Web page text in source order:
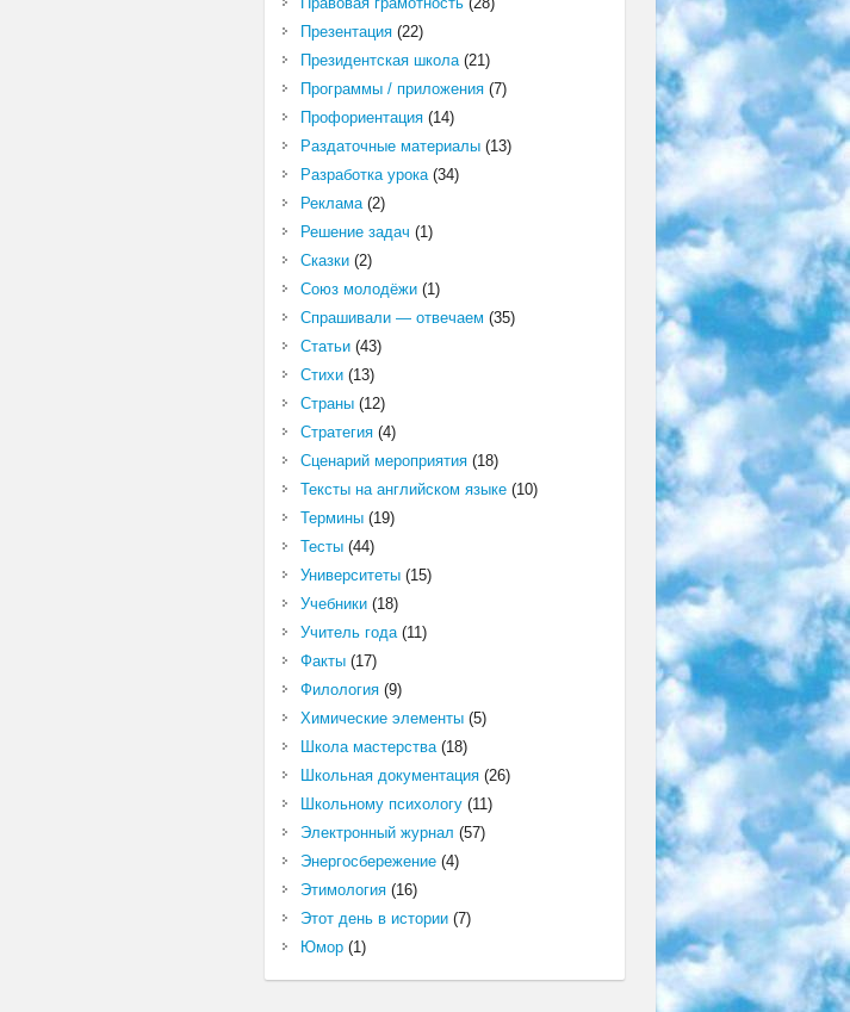
Презентация(22)
Президентская школа(21)
Программы / приложения(7)
Профориентация(14)
Раздаточные материалы(13)
Разработка урока(34)
Реклама(2)
Решение задач (1)
Сказки(2)
Союз молодёжи(1)
Спрашивали — отвечаем (35)
Статьи(43)
Стихи(13)
Страны(12)
Стратегия(4)
Сценарий мероприятия(18)
Тексты на английском языке(10)
Термины(19)
Тесты(44)
Университеты(15)
Учебники(18)
Учитель года(11)
Факты(17)
Филология(9)
Химические элементы(5)
Школа мастерства(18)
Школьная документация(26)
Школьному психологу(11)
Электронный журнал (57)
Энергосбережение(4)
Этимология(16)
Этот день в истории(7)
Юмор(1)